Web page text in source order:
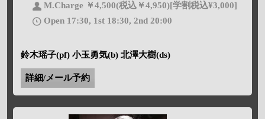
M.Charge ￥4,500(税込￥4,950)[学割税込¥3,000]
Open 17:30, 1st 18:30, 2nd 20:00
鈴木瑶子(pf) 小玉勇気(b) 北澤大樹(ds)
詳細/メール予約